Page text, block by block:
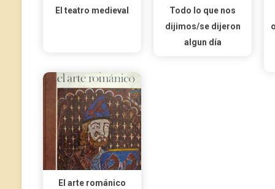
El teatro medieval
Todo lo que nos
dijimos/se dijeron
algun día
El arte románico